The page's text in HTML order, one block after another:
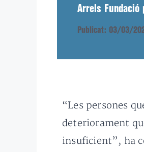
Arrels Fundació
Publicat: 03/03/
“Les persones
deteriorament
insuficient”, ha